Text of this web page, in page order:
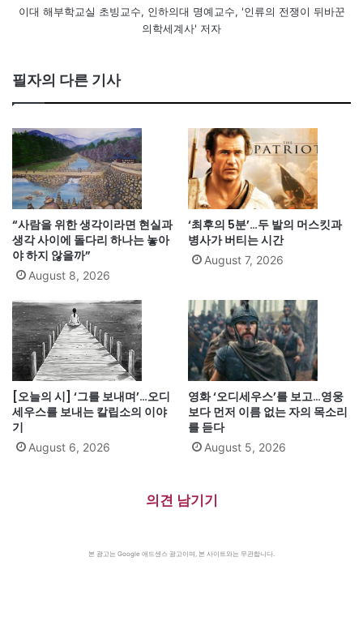
이대 해부학교실 초빙교수, 인하의대 명예교수, '인류의 전쟁이 뒤바꾼
의학세계사' 저자
필자의 다른 기사
“사람을 위한 생각이라면 현실과
생각 사이에 돌다리 하나는 놓아
야 하지 않을까”
August 8, 2026
‘최후의 5분’…두 발의 머스킷과
병사가 버티는 시간
August 7, 2026
[오늘의 시] ‘그를 보내며’…오디
세우스를 보내는 칼립소의 이야
기
August 6, 2026
영화 ‘오디세우스’를 보고…영웅
보다 먼저 이름 없는 자의 목소리
를 듣다
August 5, 2026
의견 남기기
본 광고는 Google 애드센스 광고이며, 본 사이트와는 무관합니다.